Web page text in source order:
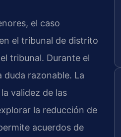
el caso
el tribunal de distrito
tribunal. Durante el
duda razonable. La
validez de las
la reducción de
acuerdos de